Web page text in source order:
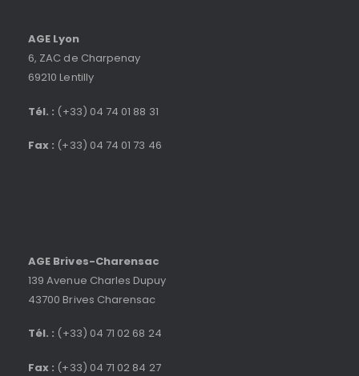
AGE Lyon
6, ZAC de Charpenay
69210 Lentilly
Tél. : (+33) 04 74 01 88 31
Fax : (+33) 04 74 01 73 46
AGE Brives-Charensac
139 Avenue Charles Dupuy
43700 Brives Charensac
Tél. : (+33) 04 71 02 68 24
Fax : (+33) 04 71 02 84 27